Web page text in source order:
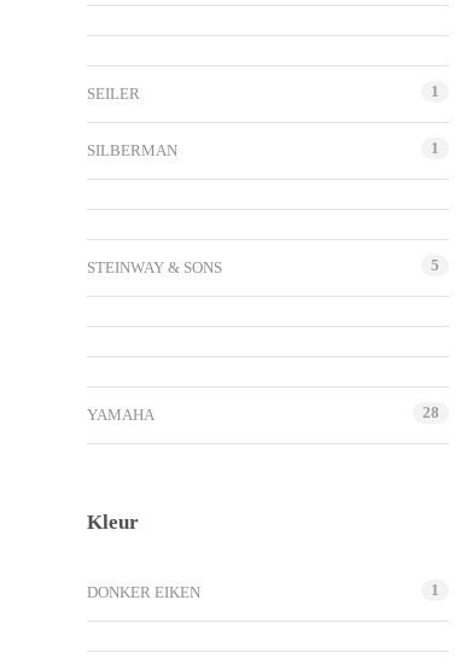
SEILER 1
SILBERMAN 1
STEINWAY & SONS 5
YAMAHA 28
Kleur
DONKER EIKEN 1